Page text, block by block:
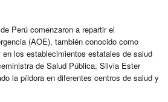
Perú comenzaron a repartir el
(AOE), también conocido como
los establecimientos estatales de salud
de Salud Pública, Silvia Ester
la píldora en diferentes centros de salud y